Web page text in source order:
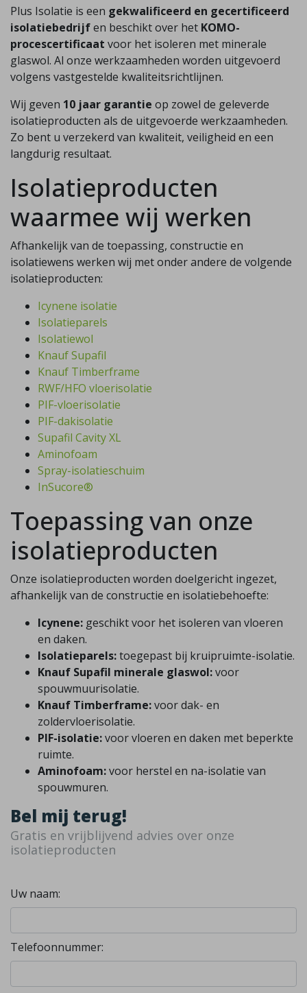
Plus Isolatie is een gekwalificeerd en gecertificeerd
isolatiebedrijfen beschikt over het KOMO-
procescertificaat voor het isoleren met minerale
glaswol. Al onze werkzaamheden worden uitgevoerd
volgens vastgestelde kwaliteitsrichtlijnen.
Wij geven 10 jaar garantie op zowel de geleverde
isolatieproducten als de uitgevoerde werkzaamheden.
Zo bent u verzekerd van kwaliteit, veiligheid en een
langdurig resultaat.
Isolatieproducten
waarmee wij werken
Afhankelijk van de toepassing, constructie en
isolatiewens werken wij met onder andere de volgende
isolatieproducten:
Icynene isolatie
Isolatieparels
Isolatiewol
Knauf Supafil
Knauf Timberframe
RWF/HFO vloerisolatie
PIF-vloerisolatie
PIF-dakisolatie
Supafil Cavity XL
Aminofoam
Spray-isolatieschuim
InSucore®
Toepassing van onze
isolatieproducten
Onze isolatieproducten worden doelgericht ingezet,
afhankelijk van de constructie en isolatiebehoefte:
Icynene: geschikt voor het isoleren van vloeren
en daken.
Isolatieparels:toegepast bij kruipruimte-isolatie.
Knauf Supafil minerale glaswol:voor
spouwmuurisolatie.
Knauf Timberframe:voor dak- en
zoldervloerisolatie.
PIF-isolatie:voor vloeren en daken met beperkte
ruimte.
Aminofoam:voor herstel en na-isolatie van
spouwmuren.
Bel mij terug!
Gratis en vrijblijvend advies over onze
isolatieproducten
Uw naam:
Telefoonnummer: